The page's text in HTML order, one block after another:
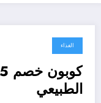
مارس 19, 2026
الغذاء
الطبيعي